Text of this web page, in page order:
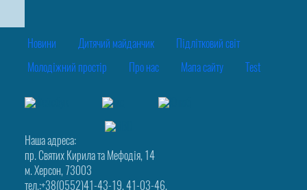
Новини Дитячий майданчик Підлітковий світ
Молодіжний простір Про нас Мапа сайту Test
Наша адреса:
пр. Святих Кирила та Мефодія, 14
м. Херсон, 73003
тел.:+38(0552)41-43-19, 41-03-46,